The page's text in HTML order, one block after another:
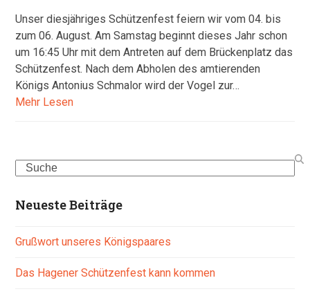
Unser diesjähriges Schützenfest feiern wir vom 04. bis
zum 06. August. Am Samstag beginnt dieses Jahr schon
um 16:45 Uhr mit dem Antreten auf dem Brückenplatz das
Schützenfest. Nach dem Abholen des amtierenden
Königs Antonius Schmalor wird der Vogel zur…
Mehr Lesen
Search
Neueste Beiträge
Grußwort unseres Königspaares
Das Hagener Schützenfest kann kommen